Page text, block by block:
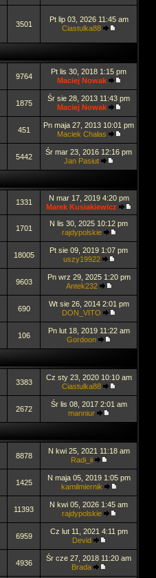
3501
Pt lip 03, 2026 11:45 am
Ciastulka88
9764
Pt lis 30, 2018 1:15 pm
Maciej Nowak
1875
Śr sie 28, 2013 11:43 pm
Maciej Nowak
451
Pn maja 27, 2013 10:01 pm
Maciek Chałas
5442
Śr mar 23, 2016 12:16 pm
Jan Pasiut
1331
N mar 17, 2019 4:20 pm
Marek Kusiakiewicz
1701
N lis 30, 2025 10:12 pm
rajdypolskie
18005
Pt sie 09, 2019 1:07 pm
uszy19922
9603
Pn wrz 29, 2025 1:20 pm
Antek232
690
Wt sie 26, 2014 2:01 pm
DON_VITO
106
Pn lut 18, 2019 11:22 am
Gordoon
3383
Cz sty 23, 2020 10:10 am
Ciastulka88
2672
Śr lis 08, 2017 2:01 am
manniur
8878
N kwi 25, 2021 11:18 am
Radi_ii
1425
N maja 05, 2019 1:05 pm
kamilmiernik
11393
N kwi 05, 2026 1:45 am
rajdypolskie
6959
Cz lut 11, 2021 4:11 pm
Devid
4936
Śr cze 27, 2018 11:20 am
Brada